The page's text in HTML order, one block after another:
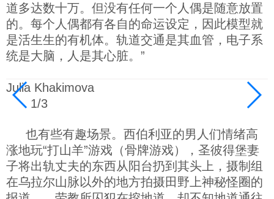
道多达数十万。但没有任何一个人偶是随意放置
的。每个人偶都有各自的命运设定，因此模型就
是活生生的有机体。轨道交通是其血管，电子系
统是大脑，人是其心脏。”
Julia Khakimova
1/3
也有些有趣场景。西伯利亚的男人们情绪高
涨地玩“打山羊”游戏（骨牌游戏），圣彼得堡妻
子将出轨丈夫的东西从阳台扔到其头上，摄制组
在乌拉尔山脉以外的地方拍摄田野上神秘怪圈的